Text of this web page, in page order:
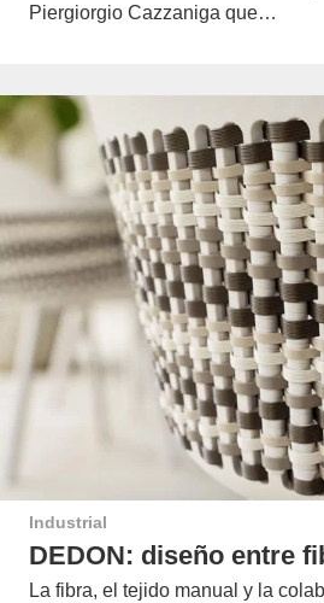
Piergiorgio Cazzaniga que…
Industrial
DEDON: diseño entre
La fibra, el tejido manual y la